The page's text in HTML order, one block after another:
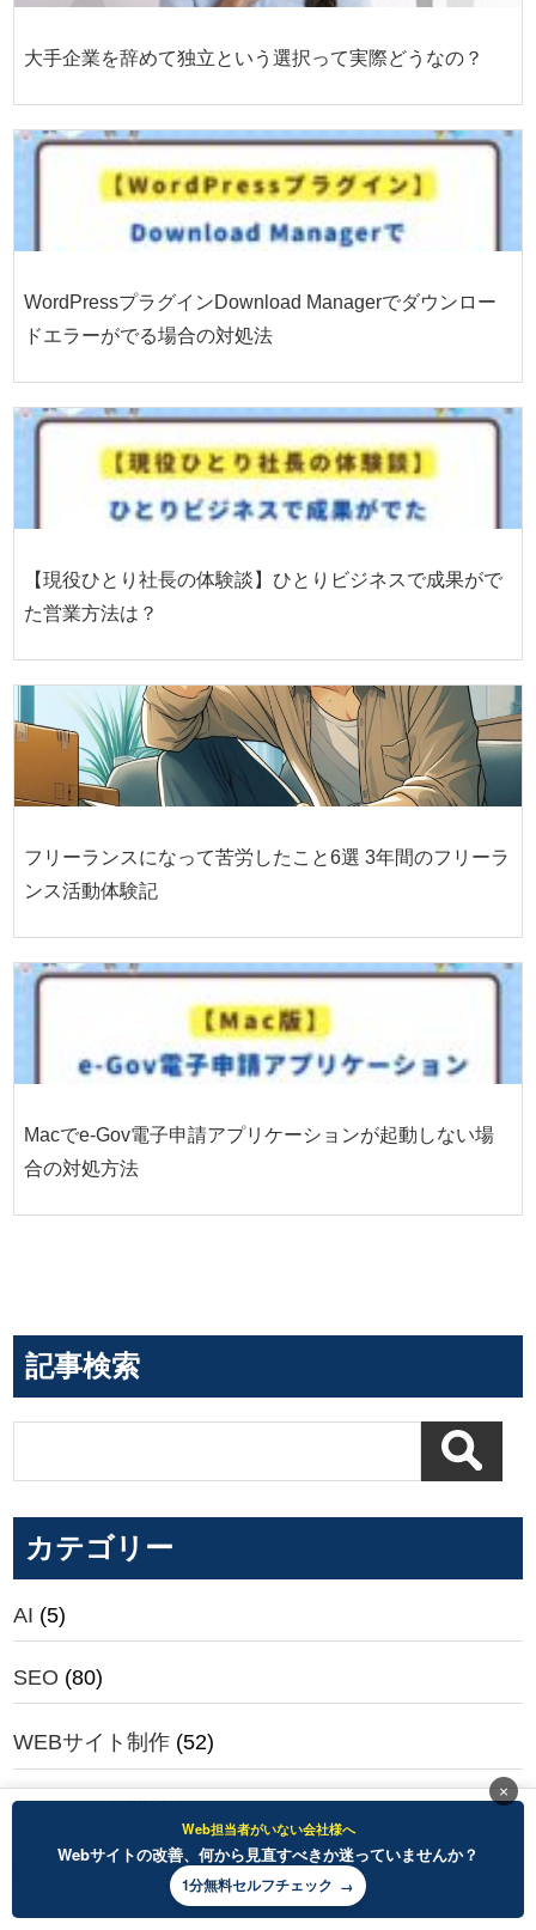
大手企業を辞めて独立という選択って実際どうなの？
WordPressプラグインDownload Managerでダウンロー
ドエラーがでる場合の対処法
【現役ひとり社長の体験談】ひとりビジネスで成果がで
た営業方法は？
フリーランスになって苦労したこと6選 3年間のフリーラ
ンス活動体験記
Macでe-Gov電子申請アプリケーションが起動しない場
合の対処方法
記事検索
カテゴリー
AI (5)
SEO (80)
WEBサイト制作 (52)
WEBサイト運営(30)
×
Web担当者がいない会社様へ
Webサイトの改善、何から見直すべきか迷っていませんか？
1分無料セルフチェック